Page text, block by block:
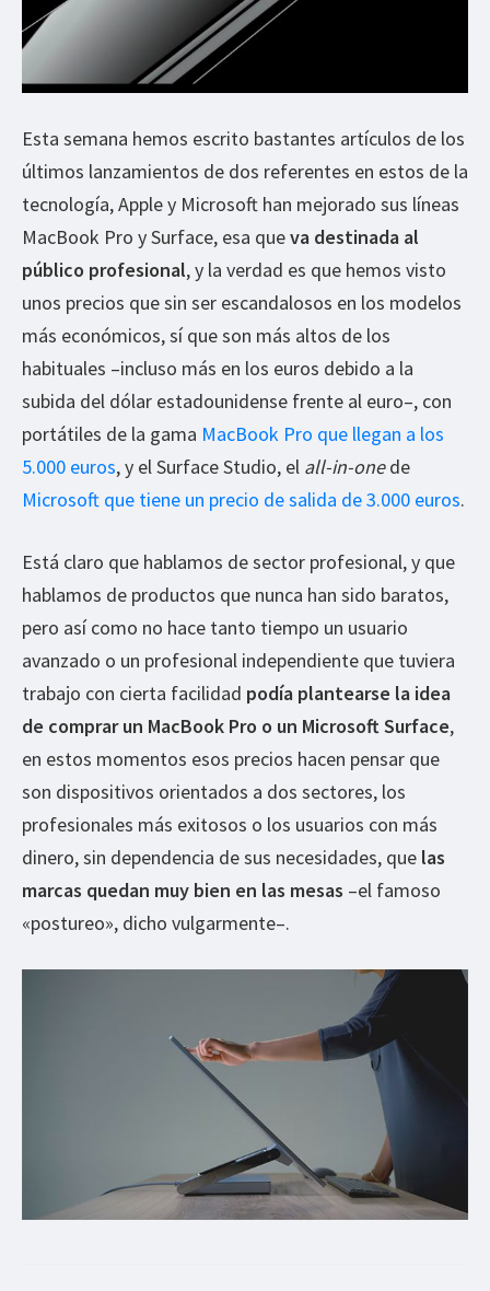
Esta semana hemos escrito bastantes artículos de los
últimos lanzamientos de dos referentes en estos de la
tecnología, Apple y Microsoft han mejorado sus líneas
MacBook Pro y Surface, esa queva destinada al
público profesional, y la verdad es que hemos visto
unos precios que sin ser escandalosos en los modelos
más económicos, sí que son más altos de los
habituales –incluso más en los euros debido a la
subida del dólar estadounidense frente al euro–, con
portátiles de la gama MacBook Pro que llegan a los
5.000 euros, y el Surface Studio, el all-in-onede
Microsoft que tiene un precio de salida de 3.000 euros.
Está claro que hablamos de sector profesional, y que
hablamos de productos que nunca han sido baratos,
pero así como no hace tanto tiempo un usuario
avanzado o un profesional independiente que tuviera
trabajo con cierta facilidad podía plantearse la idea
de comprar un MacBook Pro o un Microsoft Surface,
en estos momentos esos precios hacen pensar que
son dispositivos orientados a dos sectores, los
profesionales más exitosos o los usuarios con más
dinero, sin dependencia de sus necesidades, que las
marcas quedan muy bien en las mesas –el famoso
«postureo», dicho vulgarmente–.